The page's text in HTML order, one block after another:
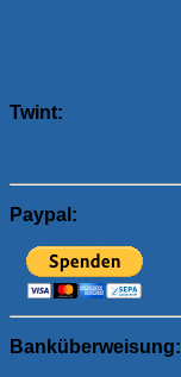
Twint:
Paypal:
Banküberweisung: